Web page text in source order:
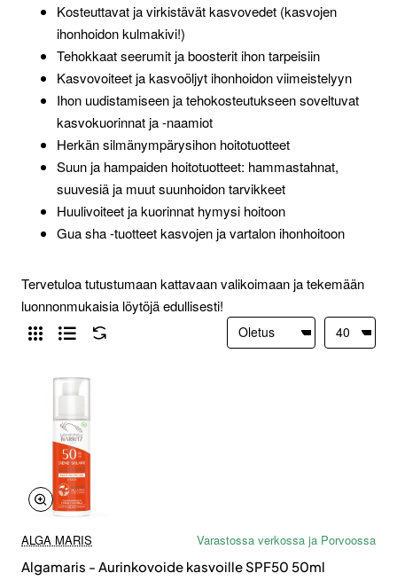
Kosteuttavat ja virkistävät kasvovedet (kasvojen
ihonhoidon kulmakivi!)
Tehokkaat seerumit ja boosterit ihon tarpeisiin
Kasvovoiteet ja kasvoöljyt ihonhoidon viimeistelyyn
Ihon uudistamiseen ja tehokosteutukseen soveltuvat
kasvokuorinnat ja -naamiot
Herkän silmänympärysihon hoitotuotteet
Suun ja hampaiden hoitotuotteet: hammastahnat,
suuvesiä ja muut suunhoidon tarvikkeet
Huulivoiteet ja kuorinnat hymysi hoitoon
Gua sha -tuotteet kasvojen ja vartalon ihonhoitoon
Tervetuloa tutustumaan kattavaan valikoimaan ja tekemään
luonnonmukaisia löytöjä edullisesti!
ALGA MARIS
Varastossa verkossa ja Porvoossa
Algamaris - Aurinkovoide kasvoille SPF50 50ml